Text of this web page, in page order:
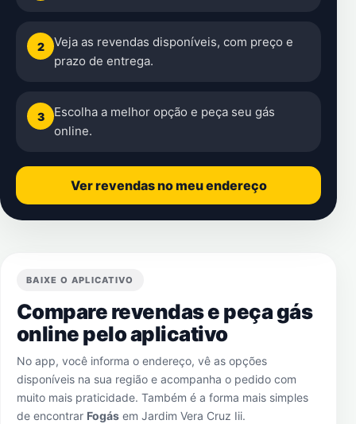
2
Veja as revendas disponíveis, com preço e
prazo de entrega.
3
Escolha a melhor opção e peça seu gás
online.
Ver revendas no meu endereço
BAIXE O APLICATIVO
Compare revendas e peça gás
online pelo aplicativo
No app, você informa o endereço, vê as opções
disponíveis na sua região e acompanha o pedido com
muito mais praticidade. Também é a forma mais simples
de encontrar Fogás em Jardim Vera Cruz Iii.